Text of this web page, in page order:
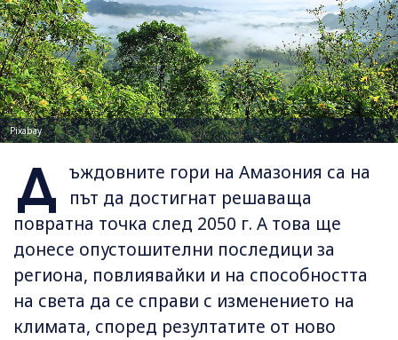
Pixabay
Д ъждовните гори на Амазония са на
път да достигнат решаваща
повратна точка след 2050 г. А това ще
донесе опустошителни последици за
региона, повлиявайки и на способността
на света да се справи с изменението на
климата, според резултатите от ново